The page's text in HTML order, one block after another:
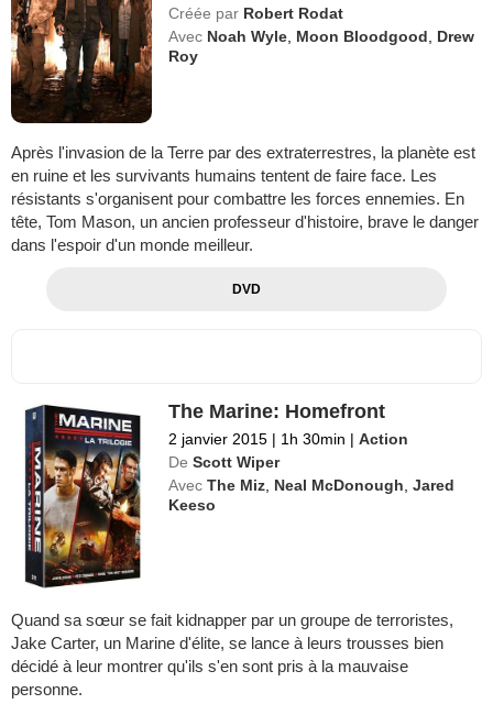
Créée par Robert Rodat
Avec Noah Wyle Moon Bloodgood
Drew
Roy
Après l'invasion de la Terre par des extraterrestres, la planète est
en ruine et les survivants humains tentent de faire face. Les
résistants s'organisent pour combattre les forces ennemies. En
tête, Tom Mason, un ancien professeur d'histoire, brave le danger
dans l'espoir d'un monde meilleur.
DVD
The Marine: Homefront
2 janvier 2015 | 1h 30min | Action
De Scott Wiper
Avec The Miz Neal McDonough ,Jared
Keeso
Quand sa sœur se fait kidnapper par un groupe de terroristes,
Jake Carter, un Marine d'élite, se lance à leurs trousses bien
décidé à leur montrer qu'ils s'en sont pris à la mauvaise
personne.